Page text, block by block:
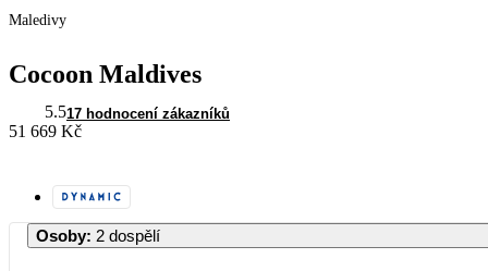
Maledivy
Cocoon Maldives
5.517 hodnocení zákazníků
51 669 Kč
Osoby: 2 dospělí